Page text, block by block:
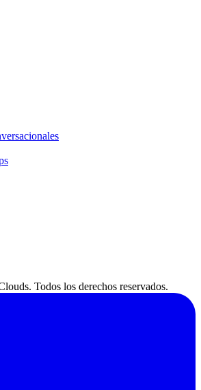
Todos los derechos reservados.